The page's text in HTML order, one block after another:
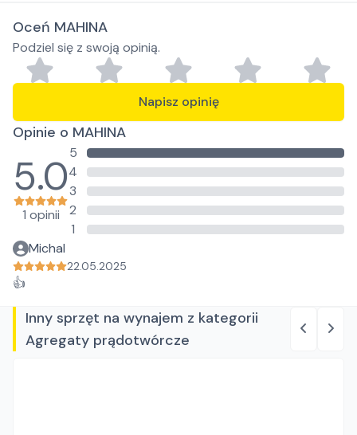
Oceń MAHINA
Podziel się z swoją opinią.
Napisz opinię
Opinie o MAHINA
5.0
1 opinii
5
4
3
2
1
Michal
22.05.2025
👍
Inny sprzęt na wynajem z kategorii
Agregaty prądotwórcze